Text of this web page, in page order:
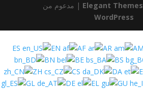
Elegant Themes | مدعوم من
WordPress
ES
EN AF AR AM
BN
BE BS
ZH
CS DA
GL
DE EL GU